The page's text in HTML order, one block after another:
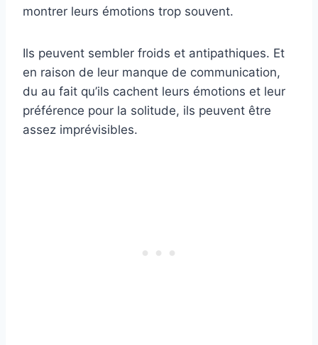
montrer leurs émotions trop souvent.
Ils peuvent sembler froids et antipathiques. Et
en raison de leur manque de communication,
du au fait qu’ils cachent leurs émotions et leur
préférence pour la solitude, ils peuvent être
assez imprévisibles.